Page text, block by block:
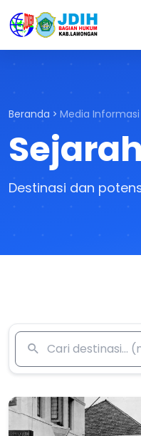
Beranda Media Informasi
Sejarah
Destinasi dan